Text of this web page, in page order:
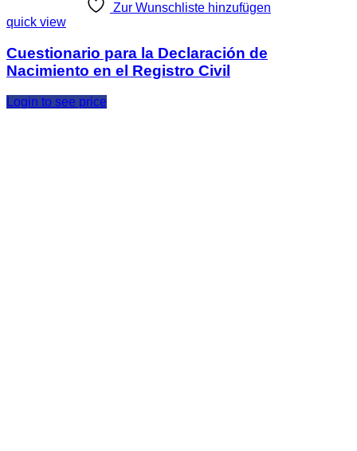
Zur Wunschliste hinzufügen
quick view
Cuestionario para la Declaración de
Nacimiento en el Registro Civil
Login to see price